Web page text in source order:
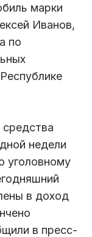
марки
Иванов,
по
недели
уголовному
в доход
в пресс-